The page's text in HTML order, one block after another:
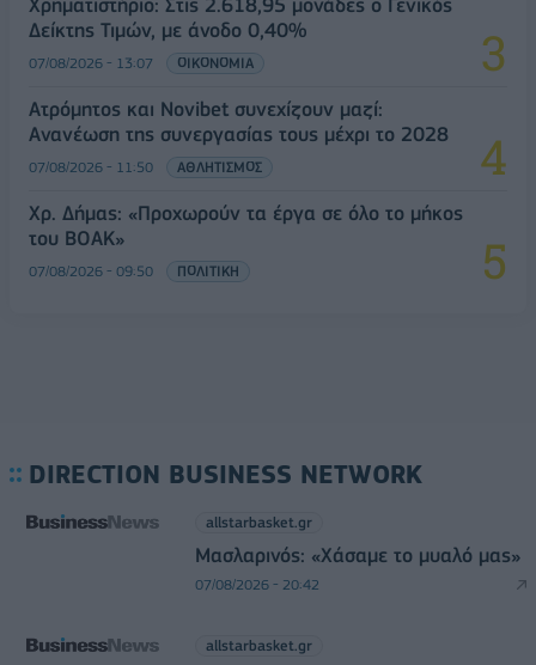
Χρηματιστήριο: Στις 2.618,95 μονάδες ο Γενικός
Δείκτης Τιμών, με άνοδο 0,40%
07/08/2026 - 13:07 ΟΙΚΟΝΟΜΙΑ
Ατρόμητος και Novibet συνεχίζουν μαζί:
Ανανέωση της συνεργασίας τους μέχρι το 2028
07/08/2026 - 11:50 ΑΘΛΗΤΙΣΜΟΣ
Χρ. Δήμας: «Προχωρούν τα έργα σε όλο το μήκος
του ΒΟΑΚ»
07/08/2026 - 09:50 ΠΟΛΙΤΙΚΗ
DIRECTION BUSINESS NETWORK
allstarbasket.gr
Μασλαρινός: «Χάσαμε το μυαλό μας»
07/08/2026 - 20:42
allstarbasket.gr